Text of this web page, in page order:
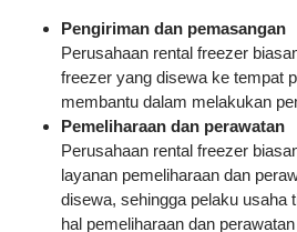
Pengiriman dan pemasangan
Perusahaan rental freezer
freezer yang disewa ke tempat
membantu dalam melakukan
Pemeliharaan dan perawatan
Perusahaan rental freezer
layanan pemeliharaan dan
disewa, sehingga pelaku usaha
hal pemeliharaan dan